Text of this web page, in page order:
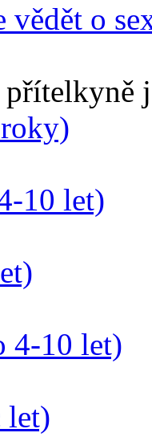
vědět o
10 let)
4-10 let)
let)